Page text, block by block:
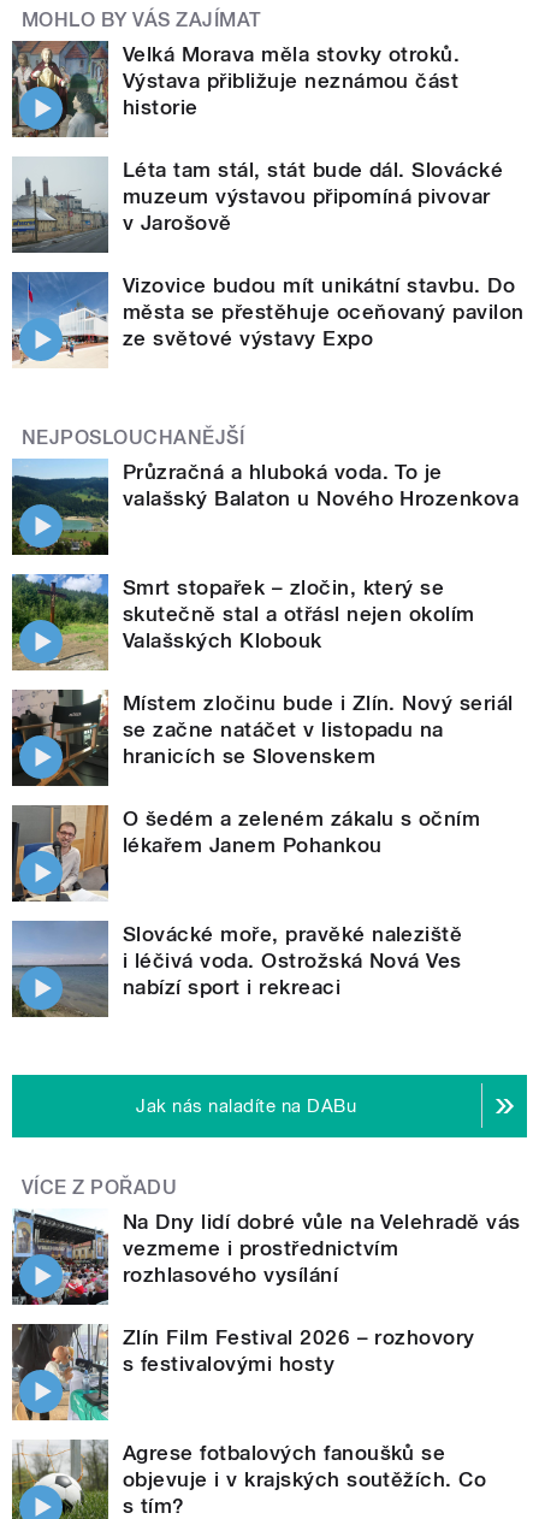
MOHLO BY VÁS ZAJÍMAT
Velká Morava měla stovky otroků.
Výstava přibližuje neznámou část
historie
Léta tam stál, stát bude dál. Slovácké
muzeum výstavou připomíná pivovar
v Jarošově
Vizovice budou mít unikátní stavbu. Do
města se přestěhuje oceňovaný pavilon
ze světové výstavy Expo
NEJPOSLOUCHANĚJŠÍ
Průzračná a hluboká voda. To je
valašský Balaton u Nového Hrozenkova
Smrt stopařek – zločin, který se
skutečně stal a otřásl nejen okolím
Valašských Klobouk
Místem zločinu bude i Zlín. Nový seriál
se začne natáčet v listopadu na
hranicích se Slovenskem
O šedém a zeleném zákalu s očním
lékařem Janem Pohankou
Slovácké moře, pravěké naleziště
i léčivá voda. Ostrožská Nová Ves
nabízí sport i rekreaci
Jak nás naladíte na DABu
VÍCE Z POŘADU
Na Dny lidí dobré vůle na Velehradě vás
vezmeme i prostřednictvím
rozhlasového vysílání
Zlín Film Festival 2026 – rozhovory
s festivalovými hosty
Agrese fotbalových fanoušků se
objevuje i v krajských soutěžích. Co
s tím?